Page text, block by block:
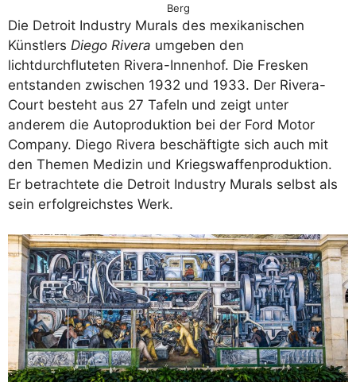
Berg
Die Detroit Industry Murals des mexikanischen
Künstlers Diego Rivera umgeben den
lichtdurchfluteten Rivera-Innenhof. Die Fresken
entstanden zwischen 1932 und 1933. Der Rivera-
Court besteht aus 27 Tafeln und zeigt unter
anderem die Autoproduktion bei der Ford Motor
Company. Diego Rivera beschäftigte sich auch mit
den Themen Medizin und Kriegswaffenproduktion.
Er betrachtete die Detroit Industry Murals selbst als
sein erfolgreichstes Werk.